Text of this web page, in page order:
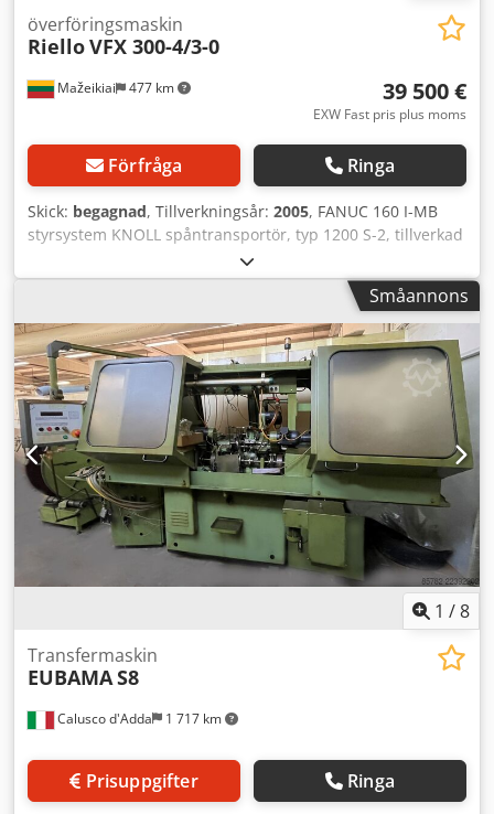
Mažeikiai 477 km
överföringsmaskin
RielloVFX 300-4/3-0
39 500 €
EXW Fast pris plus moms
Förfråga Ringa
Skick: begagnad, Tillverkningsår: 2005, FANUC 160 I-MB
styrsystem KNOLL spåntransportör, typ 1200 S-2, tillverkad
2012 4 arbetsstationer Chsdpfx Aofxgiyefdoa
Småannons
1 /8
Calusco d'Adda 1 717 km
Transfermaskin
EUBAMAS8
Prisuppgifter Ringa